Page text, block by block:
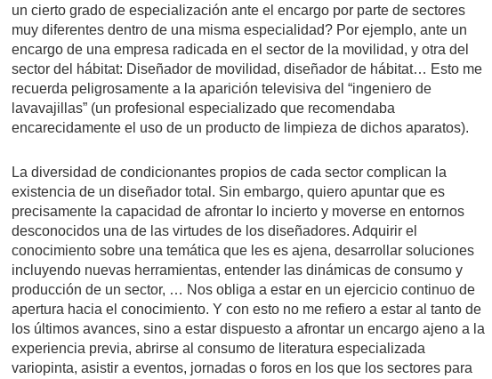
un cierto grado de especialización ante el encargo por parte de sectores
muy diferentes dentro de una misma especialidad? Por ejemplo, ante un
encargo de una empresa radicada en el sector de la movilidad, y otra del
sector del hábitat: Diseñador de movilidad, diseñador de hábitat… Esto me
recuerda peligrosamente a la aparición televisiva del “ingeniero de
lavavajillas” (un profesional especializado que recomendaba
encarecidamente el uso de un producto de limpieza de dichos aparatos).
La diversidad de condicionantes propios de cada sector complican la
existencia de un diseñador total. Sin embargo, quiero apuntar que es
precisamente la capacidad de afrontar lo incierto y moverse en entornos
desconocidos una de las virtudes de los diseñadores. Adquirir el
conocimiento sobre una temática que les es ajena, desarrollar soluciones
incluyendo nuevas herramientas, entender las dinámicas de consumo y
producción de un sector, … Nos obliga a estar en un ejercicio continuo de
apertura hacia el conocimiento. Y con esto no me refiero a estar al tanto de
los últimos avances, sino a estar dispuesto a afrontar un encargo ajeno a la
experiencia previa, abrirse al consumo de literatura especializada
variopinta, asistir a eventos, jornadas o foros en los que los sectores para